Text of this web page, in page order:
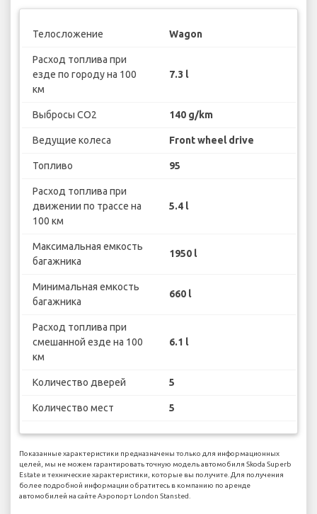
Телосложение Wagon
Расход топлива при
езде по городу на 100
км
7.3 l
Выбросы CO2 140 g/km
Ведущие колеса Front wheel drive
Топливо 95
Расход топлива при
движении по трассе на
100 км
5.4 l
Максимальная емкость
багажника
1950 l
Минимальная емкость
багажника
660 l
Расход топлива при
смешанной езде на 100
км
6.1 l
Количество дверей 5
Количество мест 5
Показанные характеристики предназначены только для информационных
целей, мы не можем гарантировать точную модель автомобиля Skoda Superb
Estate и технические характеристики, которые вы получите. Для получения
более подробной информации обратитесь в компанию по аренде
автомобилей на сайте Аэропорт London Stansted.